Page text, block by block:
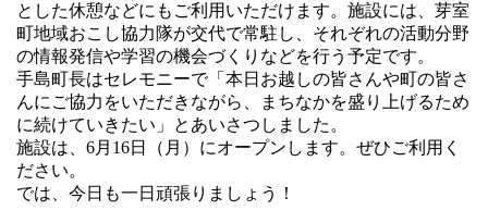
とした休憩などにもご利用いただけます。施設には、芽室
町地域おこし協力隊が交代で常駐し、それぞれの活動分野
の情報発信や学習の機会づくりなどを行う予定です。
手島町長はセレモニーで「本日お越しの皆さんや町の皆さ
んにご協力をいただきながら、まちなかを盛り上げるため
に続けていきたい」とあいさつしました。
施設は、6月16日（月）にオープンします。ぜひご利用く
ださい。
では、今日も一日頑張りましょう！